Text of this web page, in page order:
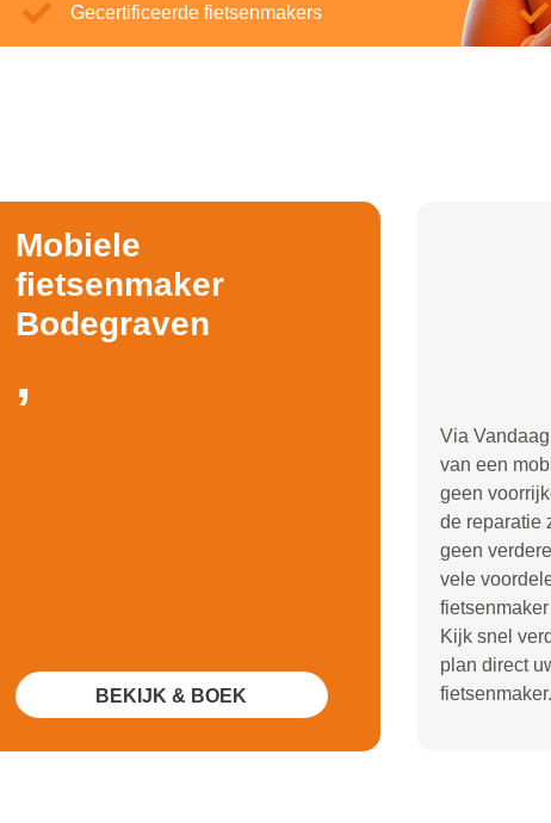
Gecertificeerde fietsenmakers
Mobiele
fietsenmaker
Bodegraven
,
BEKIJK & BOEK
Via
van een
geen
de reparatie
geen
vele
Kijk snel
plan direct
fietsenmaker.